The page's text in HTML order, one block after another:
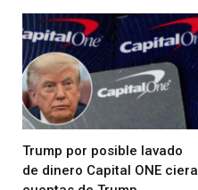
Trump por posible lavado
de dinero Capital ONE ciera